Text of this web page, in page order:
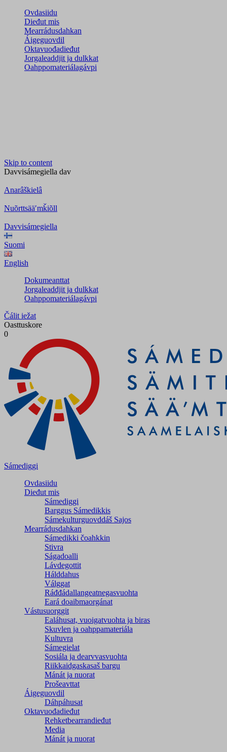
Ovdasiidu
Dieđut mis
Mearrádusdahkan
Áigeguovdil
Oktavuođadieđut
Jorgaleaddjit ja dulkkat
Oahppomateriálagávpi
Skip to content
Davvisámegiella dav
Anarâškielâ
Nuõrttsääʹmǩiõll
Davvisámegiella
Suomi
English
Dokumeanttat
Jorgaleaddjit ja dulkkat
Oahppomateriálagávpi
Čálit iežat
Oasttuskore
0
Sámediggi
Ovdasiidu
Dieđut mis
Sámediggi
Barggus Sámedikkis
Sámekulturguovddáš Sajos
Mearrádusdahkan
Sámedikki čoahkkin
Stivra
Ságadoalli
Lávdegottit
Hálddahus
Válggat
Ráđđádallangeatnegas­vuohta
Eará doaibmaorgánat
Vástusuorggit
Ealáhusat, vuoigatvuohta ja biras
Skuvlen ja oahppamateriála
Kultuvra
Sámegielat
Sosiála ja dearvvasvuohta
Riikkaidgaskasaš bargu
Mánát ja nuorat
Prošeavttat
Áigeguovdil
Dáhpáhusat
Oktavuođadieđut
Rehketbearrandieđut
Media
Mánát ja nuorat